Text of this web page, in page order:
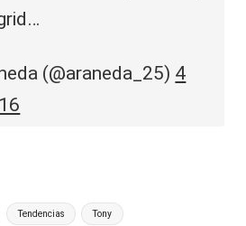
(@araneda_25) 4
Tendencias Tony